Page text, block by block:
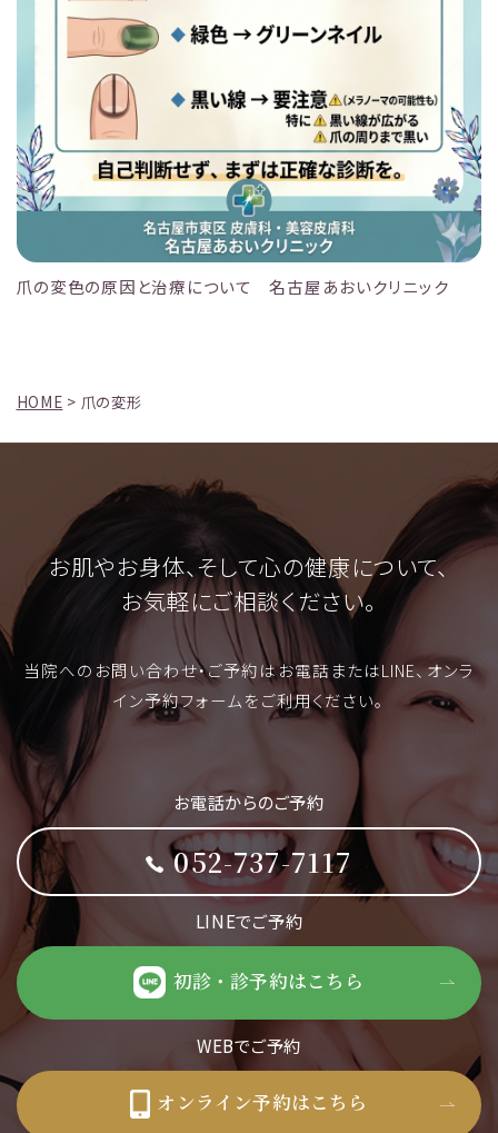
爪の変色の原因と治療について 名古屋あおいクリニック
HOME > 爪の変形
お肌やお身体、そして心の健康について、
お気軽にご相談ください。
当院へのお問い合わせ・ご予約はお電話またはLINE、オンラ
イン予約フォームをご利用ください。
お電話からのご予約
052-737-7117
LINEでご予約
初診・診予約はこちら
WEBでご予約
オンライン予約はこちら